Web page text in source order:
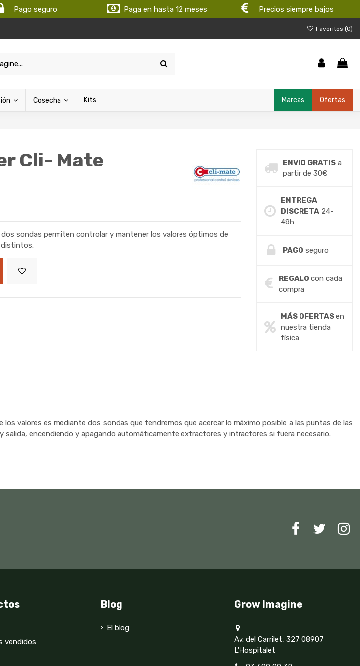
Pago seguro Paga en hasta 12 meses Precios siempre bajos
Favoritos (0)
Cosecha Kits Ofertas
Marcas
Cli- Mate
sondas permiten controlar y mantener los valores óptimos de
distintos.
ENVIO GRATISa
partir de 30€
ENTREGA
DISCRETA24-
48h
PAGO seguro
REGALOcon cada
compra
MÁS OFERTASen
nuestra tienda
física
valores es mediante dos sondas que tendremos que acercar lo máximo posible a las puntas de las
encendiendo y apagando automáticamente extractores y intractores si fuera necesario.
vendidos
Blog
El blog
Grow Imagine
Av. del Carrilet, 327 08907
L'Hospitalet